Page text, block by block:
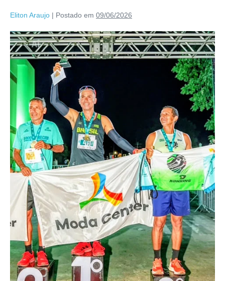
Eliton Araujo | Postado em 09/06/2026